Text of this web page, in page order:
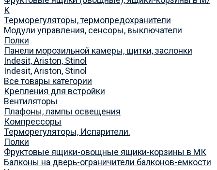
К
Терморегуляторы, термопредохранители
Модули управления, сенсоры, выключатели
Полки
Панели морозильной камеры, щитки, заслонки
Indesit, Ariston, Stinol
Indesit, Ariston, Stinol
Все товары категории
Крепления для встройки
Вентиляторы
Плафоны, лампы освещения
Компрессоры
Терморегуляторы, Испарители.
Полки
Фруктовые ящики-овощные ящики-корзины в МК
Балконы на дверь-ограничители балконов-емкости